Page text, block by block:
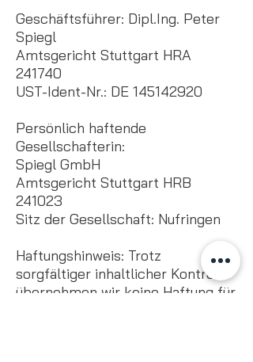
Geschäftsführer: Dipl.Ing. Peter
Spiegl
Amtsgericht Stuttgart HRA
241740
UST-Ident-Nr.: DE 145142920
Persönlich haftende
Gesellschafterin:
Spiegl GmbH
Amtsgericht Stuttgart HRB
241023
Sitz der Gesellschaft: Nufringen
Haftungshinweis: Trotz
sorgfältiger inhaltlicher Kontrolle
übernehmen wir keine Haftung für